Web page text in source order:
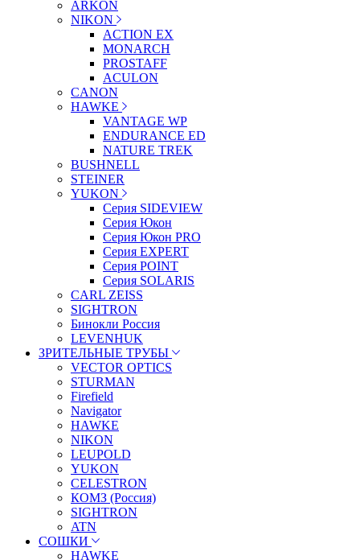
ARKON
NIKON
ACTION EX
MONARCH
PROSTAFF
ACULON
CANON
HAWKE
VANTAGE WP
ENDURANCE ED
NATURE TREK
BUSHNELL
STEINER
YUKON
Серия SIDEVIEW
Серия Юкон
Серия Юкон PRO
Серия EXPERT
Серия POINT
Серия SOLARIS
CARL ZEISS
SIGHTRON
Бинокли Россия
LEVENHUK
ЗРИТЕЛЬНЫЕ ТРУБЫ
VECTOR OPTICS
STURMAN
Firefield
Navigator
HAWKE
NIKON
LEUPOLD
YUKON
CELESTRON
КОМЗ (Россия)
SIGHTRON
ATN
СОШКИ
HAWKE